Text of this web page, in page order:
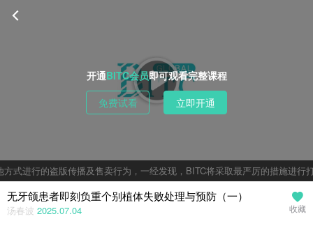
开通BITC会员即可观看完整课程
免费试看
立即开通
行的盗版传播及售卖行为，一经发现，BITC将采取最严厉的措施进行
无牙颌患者即刻负重个别植体失败处理与预防（一）
汤春波 2025.07.04 收藏